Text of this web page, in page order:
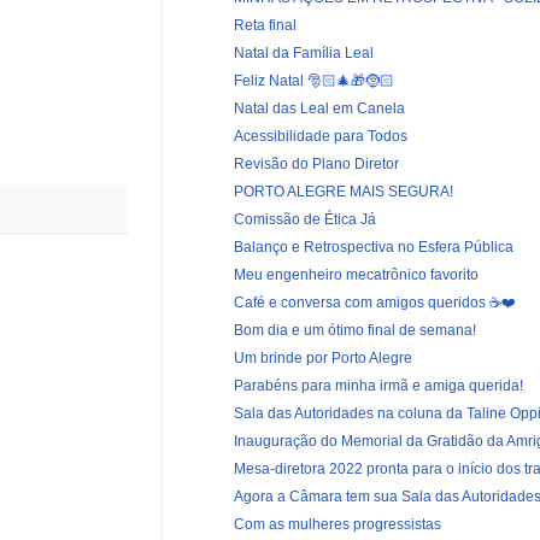
Reta final
Natal da Família Leal
Feliz Natal 🎅🏻🎄🎁🤶🏻
Natal das Leal em Canela
Acessibilidade para Todos
Revisão do Plano Diretor
PORTO ALEGRE MAIS SEGURA!
Comissão de Ética Já
Balanço e Retrospectiva no Esfera Pública
Meu engenheiro mecatrônico favorito
Café e conversa com amigos queridos ☕️❤️
Bom dia e um ótimo final de semana!
Um brinde por Porto Alegre
Parabéns para minha irmã e amiga querida!
Sala das Autoridades na coluna da Taline
Inauguração do Memorial da Gratidão da
Mesa-diretora 2022 pronta para o início dos
Agora a Câmara tem sua Sala das Autoridades
Com as mulheres progressistas